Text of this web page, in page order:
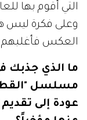
التي أقوم بها
وعلى فكرة ليس
العكس فأغلبهم
ما الذي جذبك
مسلسل "القطة
عودة إلى تقديم